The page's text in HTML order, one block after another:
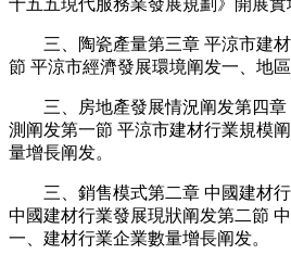
三、陶瓷產量第三章 平涼市建材
節 平涼市經濟發展環境阐发一、地區
三、房地產發展情況阐发第四章
測阐发第一節 平涼市建材行業規模
量增長阐发。
三、銷售模式第二章 中國建材行
中國建材行業發展現狀阐发第二節
一、建材行業企業數量增長阐发。